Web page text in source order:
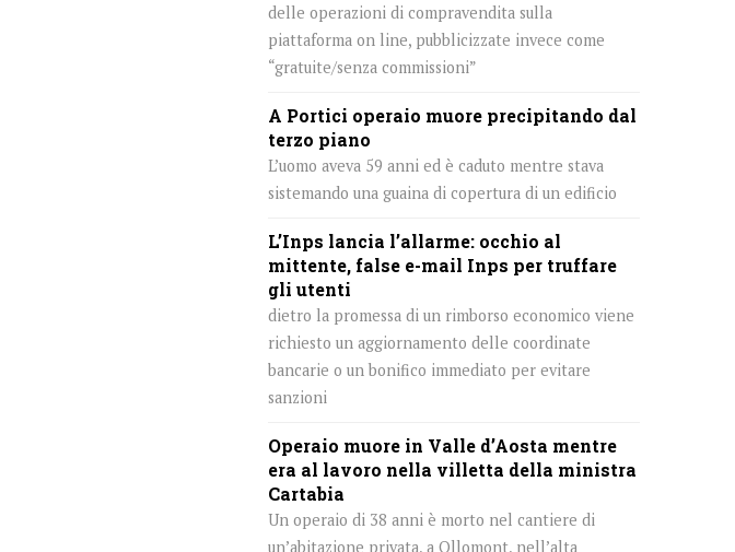
delle operazioni di compravendita sulla
piattaforma on line, pubblicizzate invece come
“gratuite/senza commissioni”
A Portici operaio muore precipitando dal
terzo piano
L’uomo aveva 59 anni ed è caduto mentre stava
sistemando una guaina di copertura di un edificio
L’Inps lancia l’allarme: occhio al
mittente, false e-mail Inps per truffare
gli utenti
dietro la promessa di un rimborso economico viene
richiesto un aggiornamento delle coordinate
bancarie o un bonifico immediato per evitare
sanzioni
Operaio muore in Valle d’Aosta mentre
era al lavoro nella villetta della ministra
Cartabia
Un operaio di 38 anni è morto nel cantiere di
un’abitazione privata, a Ollomont, nell’alta